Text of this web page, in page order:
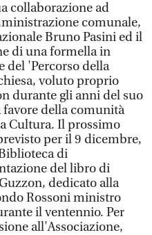
collaborazione ad
comunale,
Bruno Pasini ed il
di una formella in
del 'Percorso della
voluto proprio
durante gli anni del suo
della comunità
Cultura. Il prossimo
per il 9 dicembre,
di
del libro di
dedicato alla
Rossoni ministro
il ventennio. Per
all'Associazione,